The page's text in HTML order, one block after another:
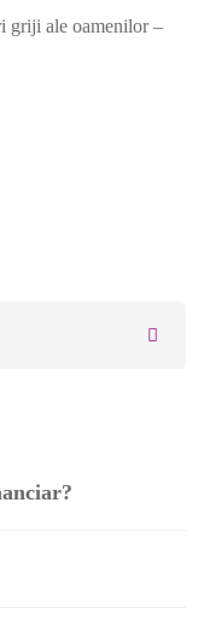
griji ale oamenilor –